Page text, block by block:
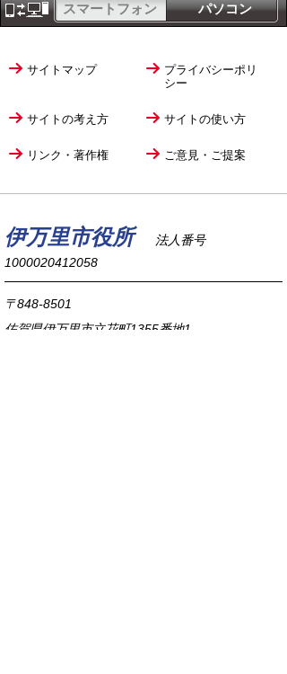
パソコン
スマートフォン
サイトマップ
プライバシーポリ
シー
サイトの考え方 サイトの使い方
リンク・著作権 ご意見・ご提案
伊万里市役所
法人番号
1000020412058
〒848-8501
佐賀県伊万里市立花町1355番地1